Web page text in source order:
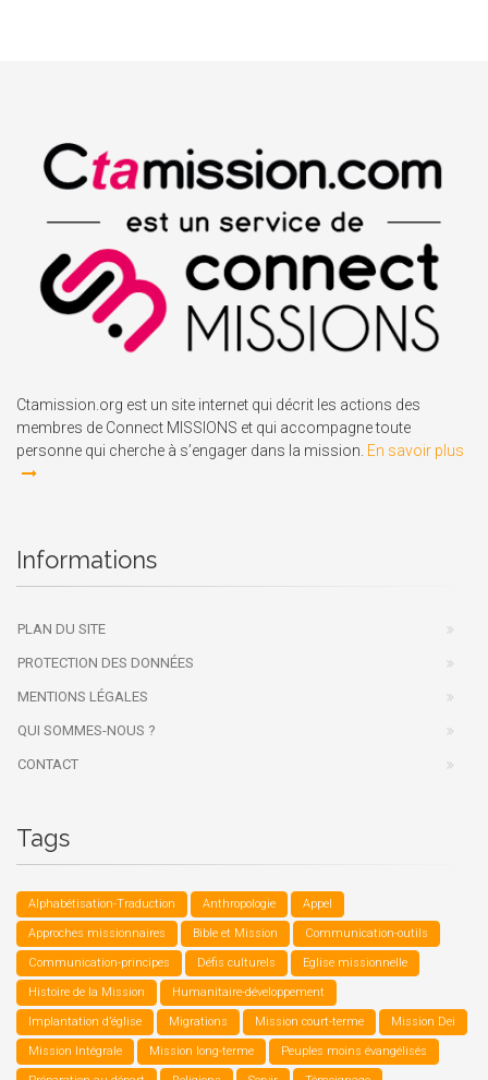
Ctamission.org est un site internet qui décrit les actions des
membres de Connect MISSIONS et qui accompagne toute
personne qui cherche à s’engager dans la mission. En savoir plus
Informations
PLAN DU SITE
PROTECTION DES DONNÉES
MENTIONS LÉGALES
QUI SOMMES-NOUS ?
CONTACT
Tags
Alphabétisation-Traduction Anthropologie Appel
Approches missionnaires Bible et Mission Communication-outils
Communication-principes Défis culturels Eglise missionnelle
Histoire de la Mission Humanitaire-développement
Implantation d’église Migrations Mission court-terme Mission Dei
Mission Intégrale Mission long-terme Peuples moins évangélisés